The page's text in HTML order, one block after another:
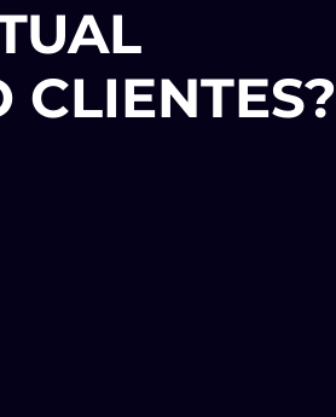
CLIENTES?